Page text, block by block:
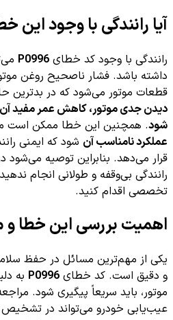
آیا رانندگی با وجود
رانندگی با وجود کد خطای P0996
داشته باشد. فشار ناصحیح روغن
قطعات موتور می‌شود که در
دیدن جدی موتور، کاهش عمر مفید آن
شود. همچنین این خطا ممکن است
عملکرد نامناسب آن شود که ایمنی
قرار می‌دهد. بنابراین توصیه
رانندگی بی‌وقفه و طولانی انجام
تخصصی اقدام کنید.
اهمیت بررسی این خطا و
یکی از مهم‌ترین مسائل در حفظ
و دقیق است. کد خطای P0996 به
موتور، باید سریعاً پیگیری شود.
عیب‌یابی خودرو می‌تواند در